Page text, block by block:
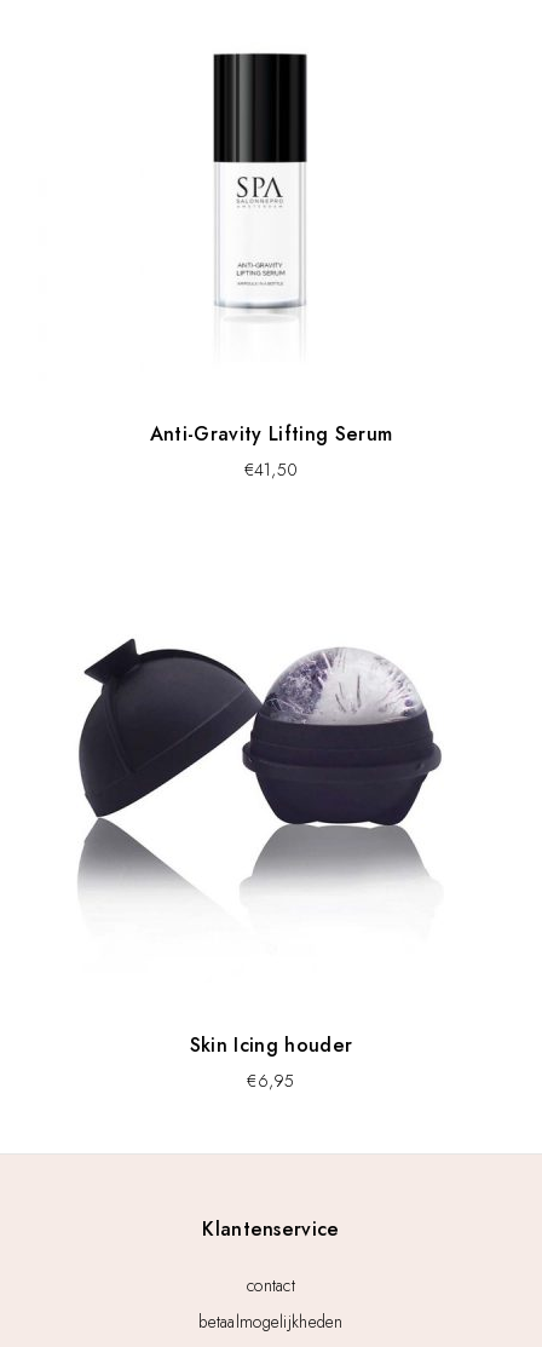
Anti-Gravity Lifting Serum
€41,50
Skin Icing houder
€6,95
Klantenservice
contact
betaalmogelijkheden